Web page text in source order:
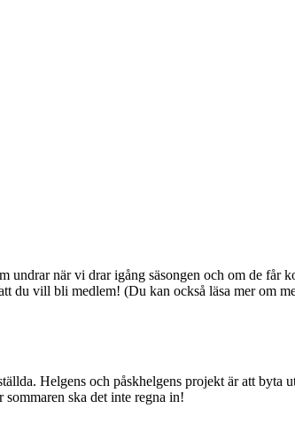
när vi drar igång säsongen och om de får
du vill bli medlem! (Du kan också läsa mer om
Helgens och påskhelgens projekt är att byta
ska det inte regna in!